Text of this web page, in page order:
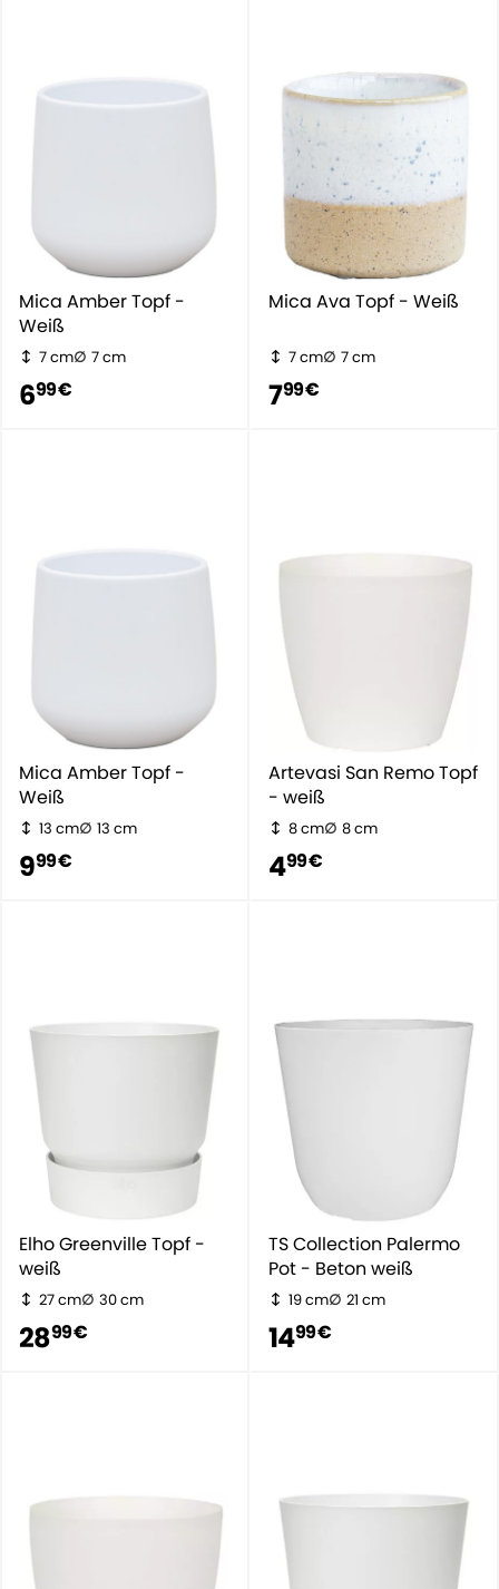
Mica Amber Topf -
Weiß
7 cm 7 cm
699 €
Mica Ava Topf - Weiß
7 cm 7 cm
799 €
Mica Amber Topf -
Weiß
13 cm 13 cm
999 €
Artevasi San Remo Topf
- weiß
8 cm 8 cm
499 €
Elho Greenville Topf -
weiß
27 cm 30 cm
2899 €
TS Collection Palermo
Pot - Beton weiß
19 cm 21 cm
1499 €